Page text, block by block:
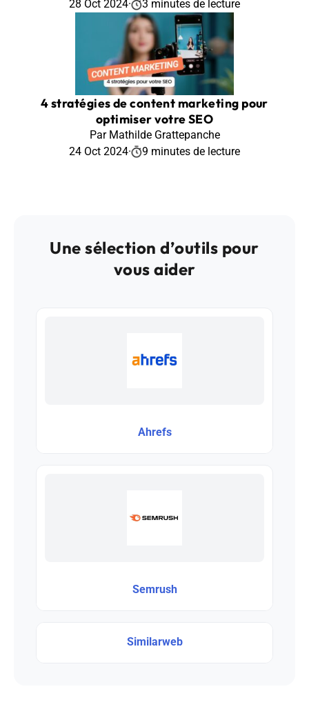
28 Oct 2024· 3 minutes de lecture
4 stratégies de content marketing pour
optimiser votre SEO
Par Mathilde Grattepanche
24 Oct 2024· 9 minutes de lecture
Une sélection d’outils pour
vous aider
Ahrefs
Semrush
Similarweb